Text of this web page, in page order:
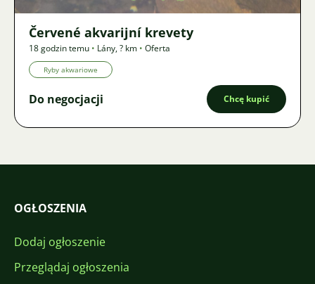
Červené akvarijní krevety
18 godzin temu • Lány,? km • Oferta
Ryby akwariowe
Do negocjacji Chcę kupić
OGŁOSZENIA
Dodaj ogłoszenie
Przeglądaj ogłoszenia